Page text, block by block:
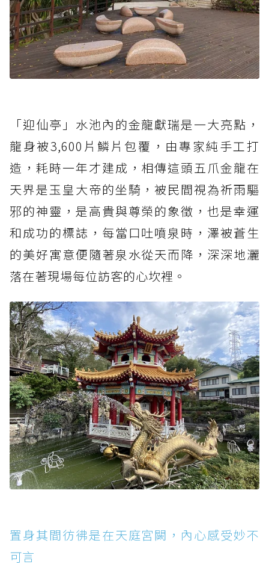
「迎仙亭」水池內的金龍獻瑞是一大亮點，
龍身被3,600片鱗片包覆，由專家純手工打
造，耗時一年才建成，相傳這頭五爪金龍在
天界是玉皇大帝的坐騎，被民間視為祈雨驅
邪的神靈，是高貴與尊榮的象徵，也是幸運
和成功的標誌，每當口吐噴泉時，澤被蒼生
的美好寓意便隨著泉水從天而降，深深地灑
落在著現場每位訪客的心坎裡。
置身其間彷彿是在天庭宮闕，內心感受妙不
可言